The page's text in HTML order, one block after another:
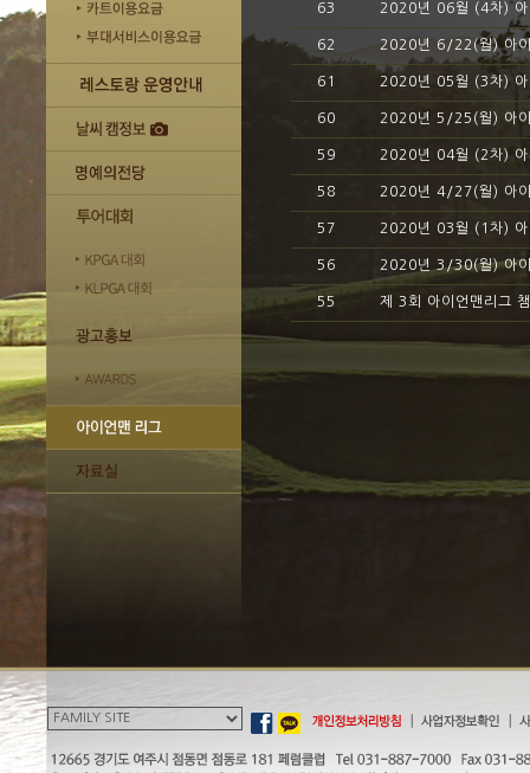
63 2020년 06월 (4차) 아
62 2020년 6/22(월) 아이
61 2020년 05월 (3차) 아
60 2020년 5/25(월) 아이
59 2020년 04월 (2차) 아
58 2020년 4/27(월) 아이
57 2020년 03월 (1차) 아
56 2020년 3/30(월) 아이
55 제 3회 아이언맨리그